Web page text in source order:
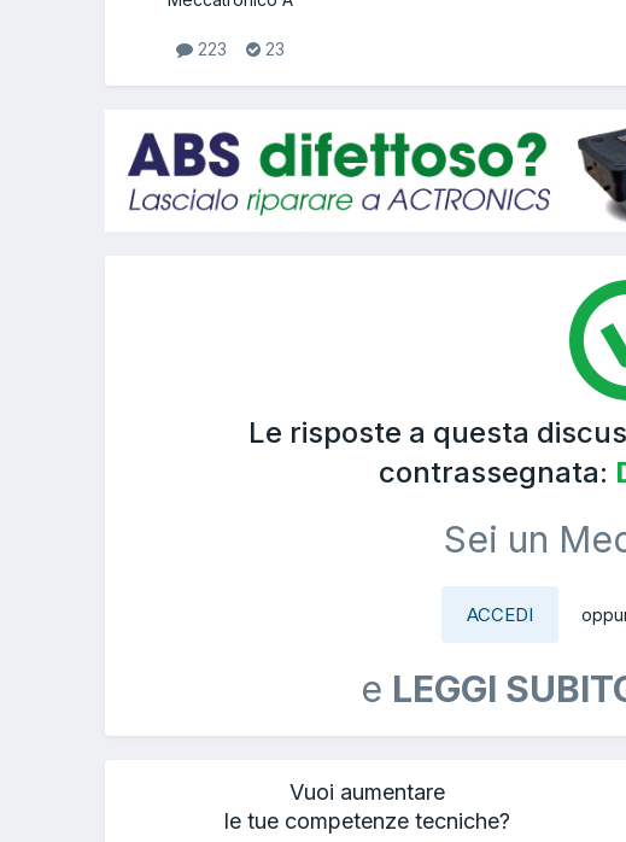
223 23
Le risposte a questa
contrassegnata:
Sei un
ACCEDI
e LEGGI
Vuoi aumentare
le tue competenze tecniche?